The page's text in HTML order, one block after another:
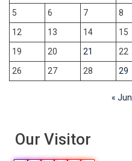
5
6 7 8
12
13 14 15
19
20 21 22
26
27 28 29
« Jun
Our Visitor